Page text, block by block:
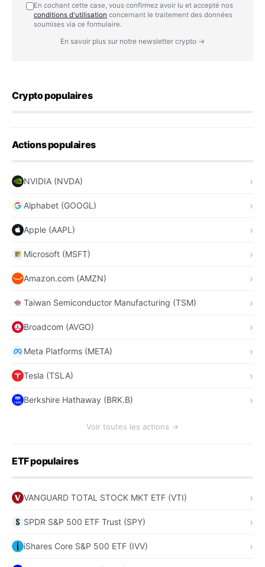
En cochant cette case, vous confirmez avoir lu et accepté nos
conditions d'utilisation concernant le traitement des données
soumises via ce formulaire.
En savoir plus sur notre newsletter crypto →
Crypto populaires
Actions populaires
NVIDIA (NVDA)
Alphabet (GOOGL)
Apple (AAPL)
Microsoft (MSFT)
Amazon.com (AMZN)
Taiwan Semiconductor Manufacturing (TSM)
Broadcom (AVGO)
Meta Platforms (META)
Tesla (TSLA)
Berkshire Hathaway (BRK.B)
Voir toutes les actions →
ETF populaires
VANGUARD TOTAL STOCK MKT ETF (VTI)
SPDR S&P 500 ETF Trust (SPY)
iShares Core S&P 500 ETF (IVV)